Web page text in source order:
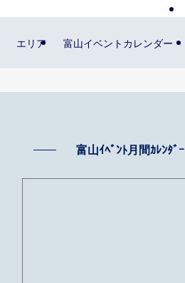
エリア 富山イベントカレンダー
富山ｲﾍﾞﾝﾄ月間ｶﾚﾝﾀﾞｰ